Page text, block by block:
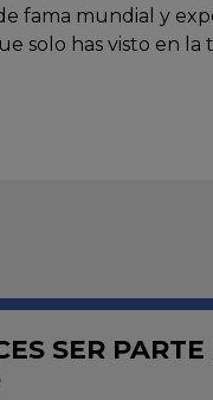
fama mundial y
solo has visto en la
SER PARTE